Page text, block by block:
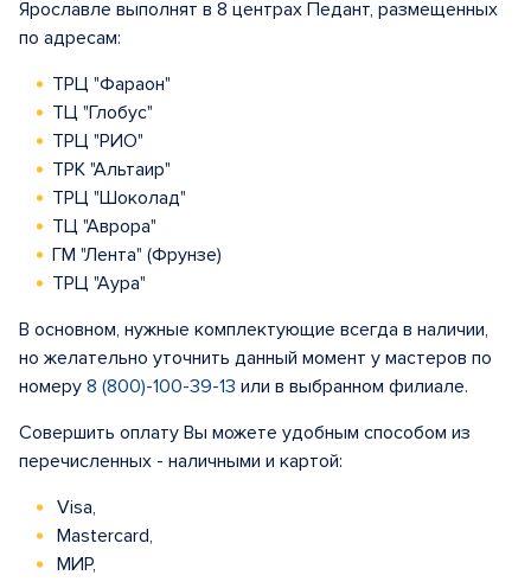
Ярославле выполнят в 8 центрах Педант, размещенных
по адресам:
ТРЦ "Фараон"
ТЦ "Глобус"
ТРЦ "РИО"
ТРК "Альтаир"
ТРЦ "Шоколад"
ТЦ "Аврора"
ГМ "Лента" (Фрунзе)
ТРЦ "Аура"
В основном, нужные комплектующие всегда в наличии,
но желательно уточнить данный момент у мастеров по
номеру 8 (800)-100-39-13 или в выбранном филиале.
Совершить оплату Вы можете удобным способом из
перечисленных - наличными и картой:
Visa,
Mastercard,
МИР,